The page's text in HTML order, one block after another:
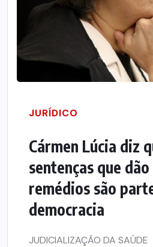
JURÍDICO
Cármen Lúcia diz
sentenças que dão
remédios são
democracia
JUDICIALIZAÇÃO DA SAÚDE